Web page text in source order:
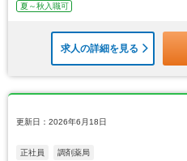
夏～秋入職可
求人の詳細を見る
更新日：2026年6月18日
正社員 調剤薬局